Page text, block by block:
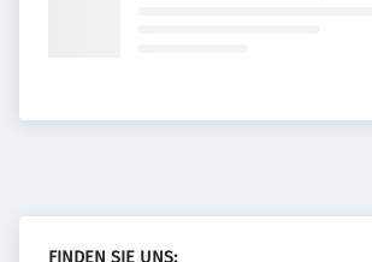
FINDEN SIE UNS: